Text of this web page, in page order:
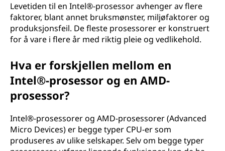
Levetiden til en Intel®-prosessor avhenger av flere
faktorer, blant annet bruksmønster, miljøfaktorer og
produksjonsfeil. De fleste prosessorer er konstruert
for å vare i flere år med riktig pleie og vedlikehold.
Hva er forskjellen mellom en
Intel®-prosessor og en AMD-
prosessor?
Intel®-prosessorer og AMD-prosessorer (Advanced
Micro Devices) er begge typer CPU-er som
produseres av ulike selskaper. Selv om begge typer